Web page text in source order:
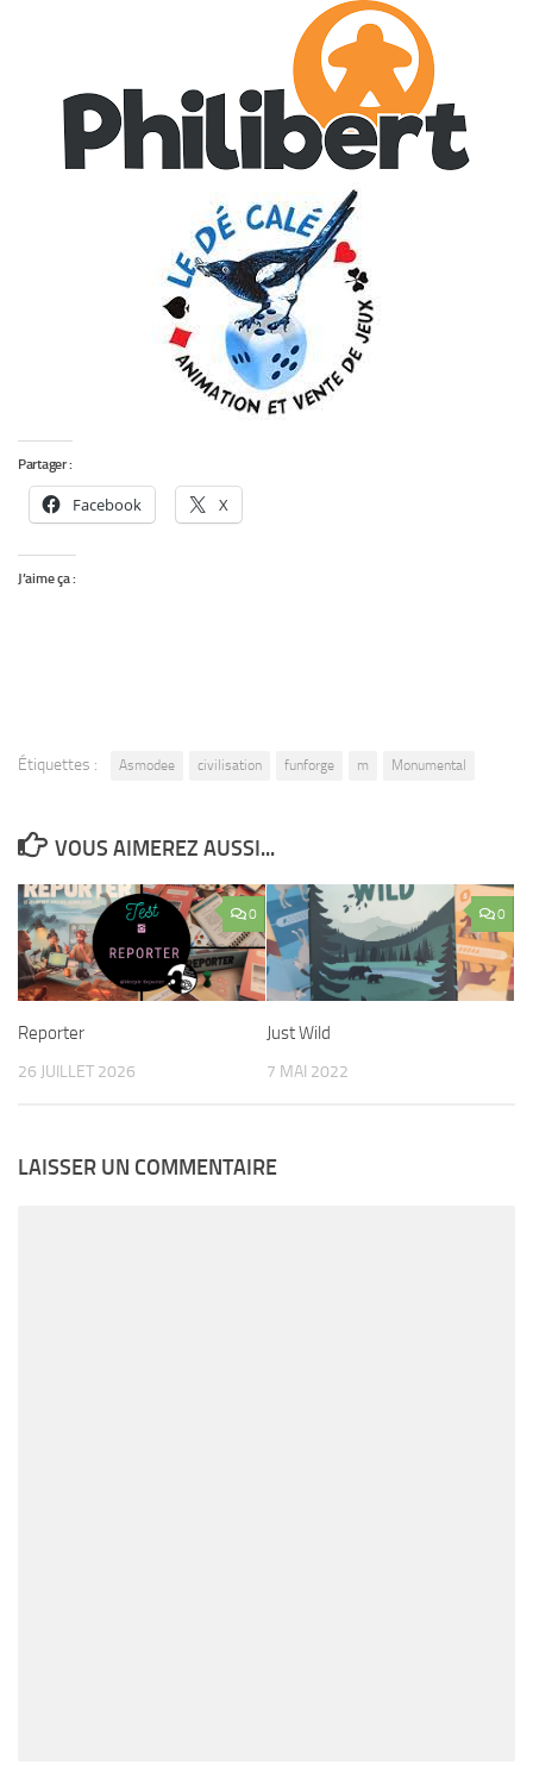
Partager :
Facebook X
J’aime ça :
Étiquettes : Asmodee civilisation funforge m Monumental
VOUS AIMEREZ AUSSI...
0
Reporter
26 JUILLET 2026
0
Just Wild
7 MAI 2022
LAISSER UN COMMENTAIRE